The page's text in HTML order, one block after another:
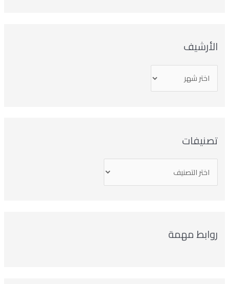
مهمة